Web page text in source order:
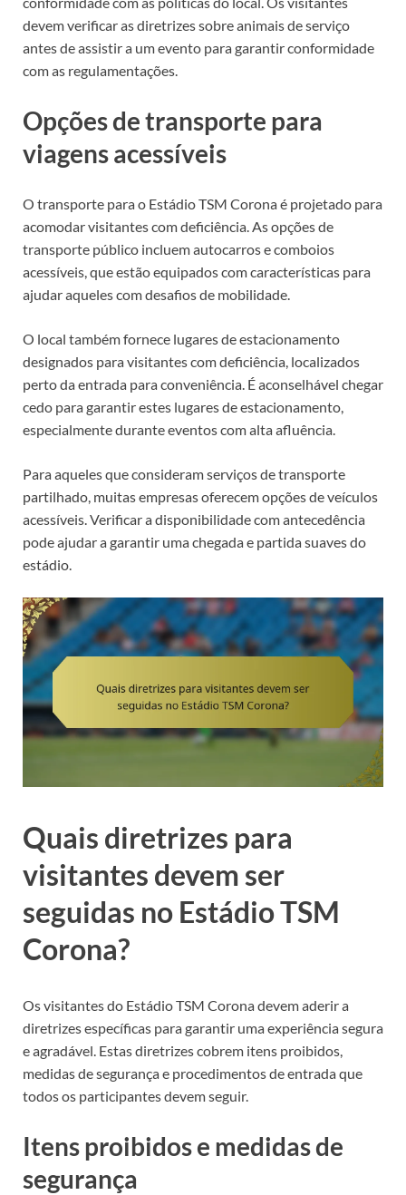
devem verificar as diretrizes sobre animais de serviço
antes de assistir a um evento para garantir conformidade
com as regulamentações.
Opções de transporte para
viagens acessíveis
O transporte para o Estádio TSM Corona é projetado para
acomodar visitantes com deficiência. As opções de
transporte público incluem autocarros e comboios
acessíveis, que estão equipados com características para
ajudar aqueles com desafios de mobilidade.
O local também fornece lugares de estacionamento
designados para visitantes com deficiência, localizados
perto da entrada para conveniência. É aconselhável chegar
cedo para garantir estes lugares de estacionamento,
especialmente durante eventos com alta afluência.
Para aqueles que consideram serviços de transporte
partilhado, muitas empresas oferecem opções de veículos
acessíveis. Verificar a disponibilidade com antecedência
pode ajudar a garantir uma chegada e partida suaves do
estádio.
Quais diretrizes para
visitantes devem ser
seguidas no Estádio TSM
Corona?
Os visitantes do Estádio TSM Corona devem aderir a
diretrizes específicas para garantir uma experiência segura
e agradável. Estas diretrizes cobrem itens proibidos,
medidas de segurança e procedimentos de entrada que
todos os participantes devem seguir.
Itens proibidos e medidas de
segurança